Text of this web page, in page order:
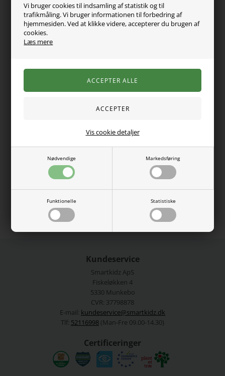
Vi bruger cookies til indsamling af statistik og til
trafikmåling. Vi bruger informationen til forbedring af
hjemmesiden. Ved at klikke videre, accepterer du brugen af
cookies.
Læs mere
Nødvendige Markedsføring
Funktionelle Statistiske
Vis cookie detaljer
Vælg Størrelse
Skøn langærmet baby kjole fra Name it. Kjolen er med sødt
print af små kaniner.
95% økologisk bomuld, 5% elastan.
Vaskes ved 40 grader.
Se mere fraName It
Varenummer:13226057-ether
Kundeservice
Smartkidz ApS
Fiskeløkken 4
5330 Munkebo
CVR: 37798878
E-mail: kundeservice@smartkidz.dk
Tlf: 52116998 (Man-Fre 09.00-14.30)
Certificeringer